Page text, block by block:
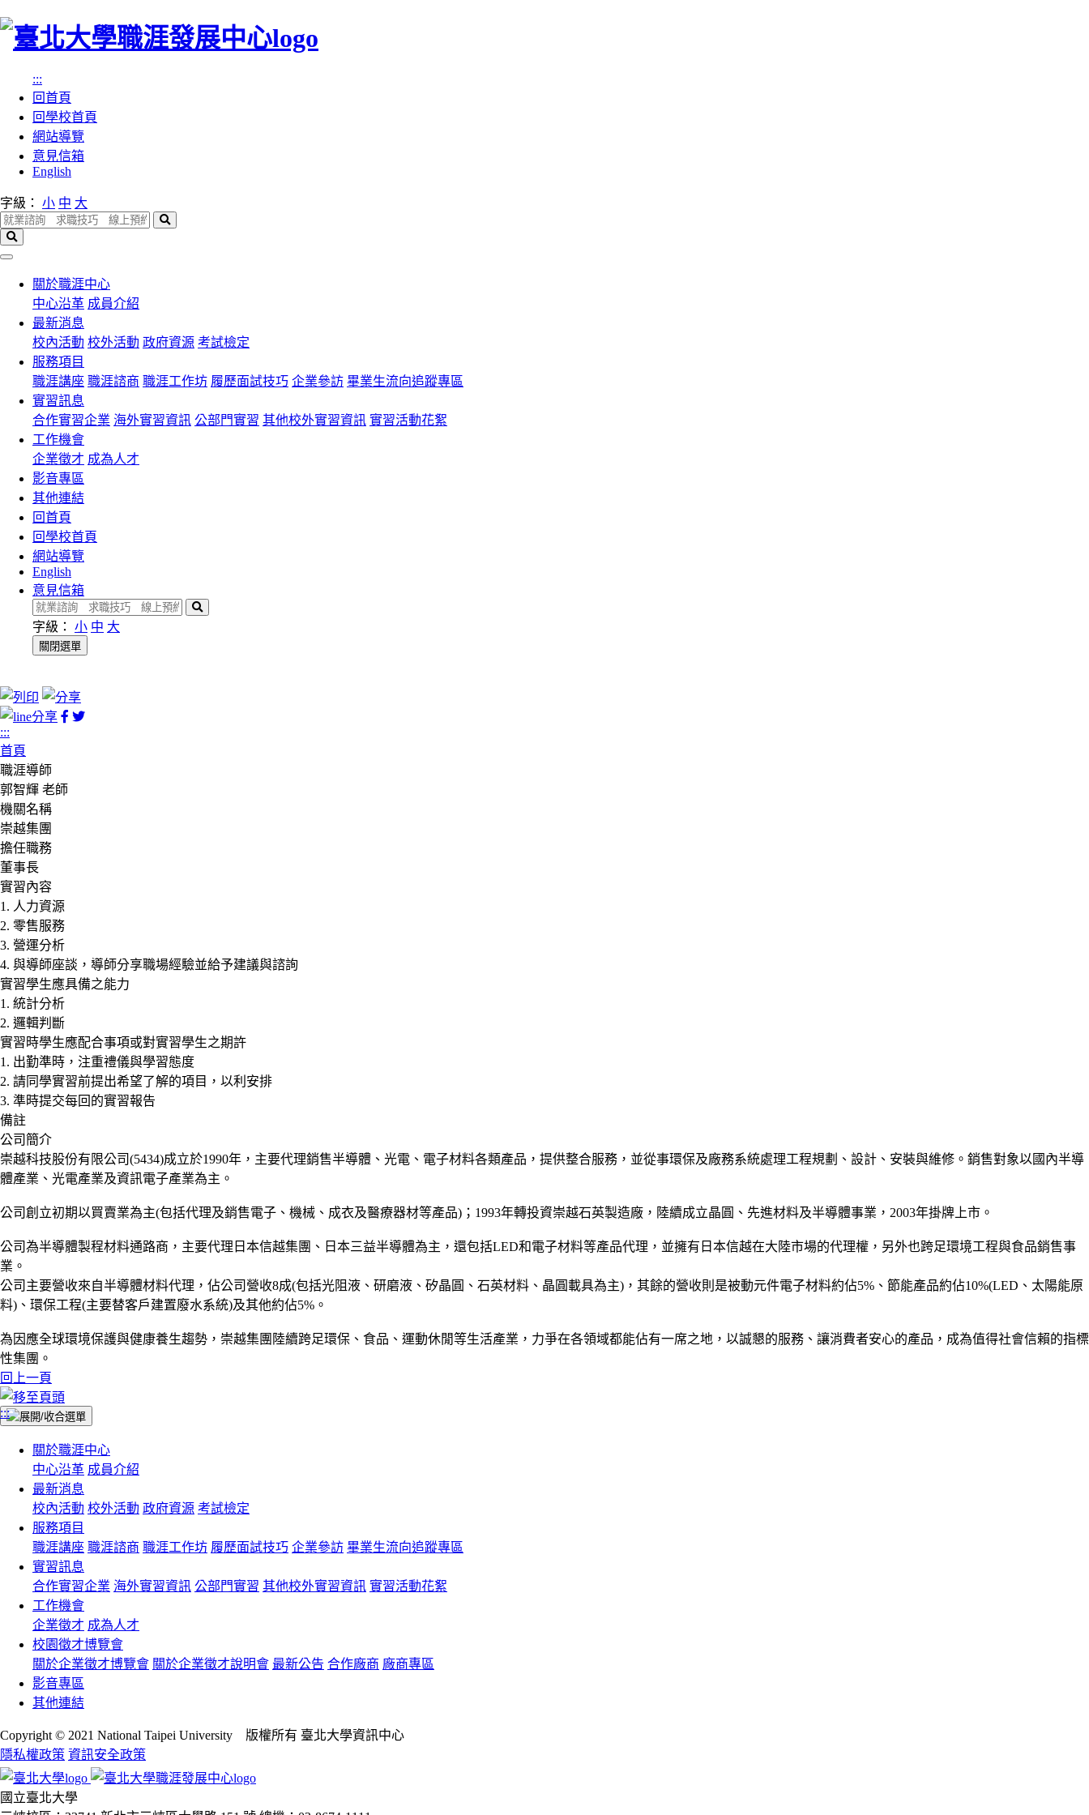
跳
:::
回首頁
回學校首頁
網站導覽
意見信箱
English
字級： 小 中 大
搜
搜
關於職涯中心
中心沿革 成員介紹
最新消息
校內活動 校外活動 政府資源 考試檢定
服務項目
職涯講座 職涯諮商 職涯工作坊 履歷面試技巧 企業參訪 畢業生流向追蹤專區
實習訊息
合作實習企業 海外實習資訊 公部門實習 其他校外實習資訊 實習活動花絮
工作機會
企業徵才 成為人才
影音專區
其他連結
回首頁
回學校首頁
網站導覽
English
意見信箱
搜
字級： 小 中 大
關閉選單
facebook
twitter
:::
首頁
職涯導師
郭智輝 老師
機關名稱
崇越集團
擔任職務
董事長
實習內容
1. 人力資源
2. 零售服務
3. 營運分析
4. 與導師座談，導師分享職場經驗並給予建議與諮詢
實習學生應具備之能力
1. 統計分析
2. 邏輯判斷
實習時學生應配合事項或對實習學生之期許
1. 出勤準時，注重禮儀與學習態度
2. 請同學實習前提出希望了解的項目，以利安排
3. 準時提交每回的實習報告
備註
公司簡介
崇越科技股份有限公司(5434)成立於1990年，主要代理銷售半導體、光電、電子材料各類產品，提供整合服務，並從事環保及廠務系統處理工程規劃、設計、安裝與維修。銷售對象以國內半導
體產業、光電產業及資訊電子產業為主。
公司創立初期以買賣業為主(包括代理及銷售電子、機械、成衣及醫療器材等產品)；1993年轉投資崇越石英製造廠，陸續成立晶圓、先進材料及半導體事業，2003年掛牌上市。
公司為半導體製程材料通路商，主要代理日本信越集團、日本三益半導體為主，還包括LED和電子材料等產品代理，並擁有日本信越在大陸市場的代理權，另外也跨足環境工程與食品銷售事
業。
公司主要營收來自半導體材料代理，佔公司營收8成(包括光阻液、研磨液、矽晶圓、石英材料、晶圓載具為主)，其餘的營收則是被動元件電子材料約佔5%、節能產品約佔10%(LED、太陽能原
料)、環保工程(主要替客戶建置廢水系統)及其他約佔5%。
為因應全球環境保護與健康養生趨勢，崇越集團陸續跨足環保、食品、運動休閒等生活產業，力爭在各領域都能佔有一席之地，以誠懇的服務、讓消費者安心的產品，成為值得社會信賴的指標
性集團。
回上一頁
:::
關於職涯中心
中心沿革 成員介紹
最新消息
校內活動 校外活動 政府資源 考試檢定
服務項目
職涯講座 職涯諮商 職涯工作坊 履歷面試技巧 企業參訪 畢業生流向追蹤專區
實習訊息
合作實習企業 海外實習資訊 公部門實習 其他校外實習資訊 實習活動花絮
工作機會
企業徵才 成為人才
校園徵才博覽會
關於企業徵才博覽會 關於企業徵才說明會 最新公告 合作廠商 廠商專區
影音專區
其他連結
Copyright © 2021 National Taipei University 版權所有 臺北大學資訊中心
隱私權政策 資訊安全政策
國立臺北大學